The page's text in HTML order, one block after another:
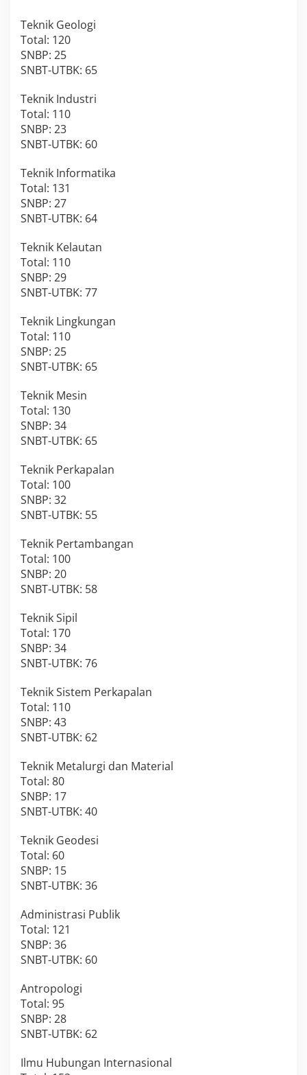
Teknik Geologi
Total: 120
SNBP: 25
SNBT-UTBK: 65
Teknik Industri
Total: 110
SNBP: 23
SNBT-UTBK: 60
Teknik Informatika
Total: 131
SNBP: 27
SNBT-UTBK: 64
Teknik Kelautan
Total: 110
SNBP: 29
SNBT-UTBK: 77
Teknik Lingkungan
Total: 110
SNBP: 25
SNBT-UTBK: 65
Teknik Mesin
Total: 130
SNBP: 34
SNBT-UTBK: 65
Teknik Perkapalan
Total: 100
SNBP: 32
SNBT-UTBK: 55
Teknik Pertambangan
Total: 100
SNBP: 20
SNBT-UTBK: 58
Teknik Sipil
Total: 170
SNBP: 34
SNBT-UTBK: 76
Teknik Sistem Perkapalan
Total: 110
SNBP: 43
SNBT-UTBK: 62
Teknik Metalurgi dan Material
Total: 80
SNBP: 17
SNBT-UTBK: 40
Teknik Geodesi
Total: 60
SNBP: 15
SNBT-UTBK: 36
Administrasi Publik
Total: 121
SNBP: 36
SNBT-UTBK: 60
Antropologi
Total: 95
SNBP: 28
SNBT-UTBK: 62
Ilmu Hubungan Internasional